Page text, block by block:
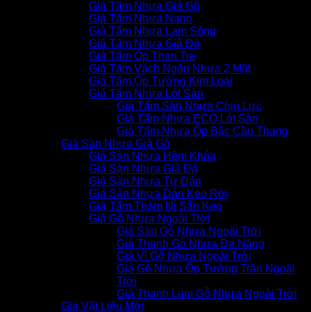
Giá Tấm Nhựa Giả Gỗ
Giá Tấm Nhựa Nano
Giá Tấm Nhựa Lam Sóng
Giá Tấm Nhựa Giả Đá
Giá Tấm Ốp Than Tre
Giá Tấm Vách Ngăn Nhựa 2 Mặt
Giá Tấm Ốp Tường Kim Loại
Giá Tấm Nhựa Lót Sàn
Giá Tấm Sàn Nhựa Chịu Lực
Giá Tấm Nhựa ECO Lót Sàn
Giá Tấm Nhựa Ốp Bậc Cầu Thang
Giá Sàn Nhựa Giả Gỗ
Giá Sàn Nhựa Hèm Khóa
Giá Sàn Nhựa Giả Đá
Giá Sàn Nhựa Tự Dán
Giá Sàn Nhựa Dán Keo Rời
Giá Tấm Thảm Nỉ Sẵn Keo
Giá Gỗ Nhựa Ngoài Trời
Giá Sàn Gỗ Nhựa Ngoài Trời
Giá Thanh Gỗ Nhựa Đa Năng
Giá Vỉ Gỗ Nhựa Ngoài Trời
Giá Gỗ Nhựa Ốp Tường Trần Ngoài
Trời
Giá Thanh Lam Gỗ Nhựa Ngoài Trời
Giá Vật Liệu Mới